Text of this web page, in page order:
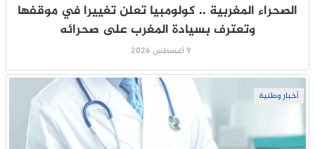
الصحراء المغربية .. كولومبيا تعلن تغييرا في موقفها
وتعترف بسيادة المغرب على صحرائه
9 أغسطس 2026
أخبار وطنية